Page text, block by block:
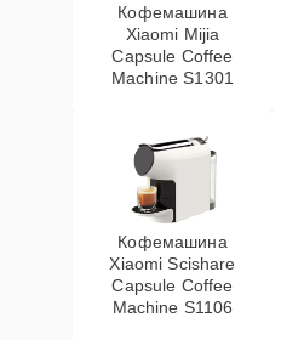
Кофемашина
Xiaomi Mijia
Capsule Coffee
Machine S1301
Кофемашина
Xiaomi Scishare
Capsule Coffee
Machine S1106